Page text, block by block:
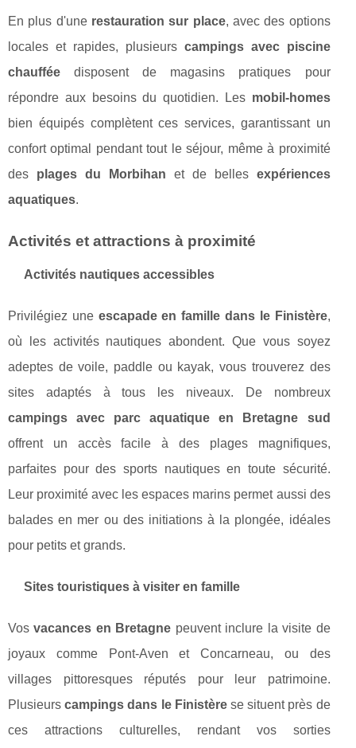
En plus d'une restauration sur place, avec des options
locales et rapides, plusieurs campings avec piscine
chauffée disposent de magasins pratiques pour
répondre aux besoins du quotidien. Les mobil-homes
bien équipés complètent ces services, garantissant un
confort optimal pendant tout le séjour, même à proximité
des plages du Morbihan et de belles expériences
aquatiques.
Activités et attractions à proximité
Activités nautiques accessibles
Privilégiez une escapade en famille dans le Finistère,
où les activités nautiques abondent. Que vous soyez
adeptes de voile, paddle ou kayak, vous trouverez des
sites adaptés à tous les niveaux. De nombreux
campings avec parc aquatique en Bretagne sud
offrent un accès facile à des plages magnifiques,
parfaites pour des sports nautiques en toute sécurité.
Leur proximité avec les espaces marins permet aussi des
balades en mer ou des initiations à la plongée, idéales
pour petits et grands.
Sites touristiques à visiter en famille
Vosvacances en Bretagne peuvent inclure la visite de
joyaux comme Pont-Aven et Concarneau, ou des
villages pittoresques réputés pour leur patrimoine.
Plusieurscampings dans le Finistèrese situent près de
ces attractions culturelles, rendant vos sorties